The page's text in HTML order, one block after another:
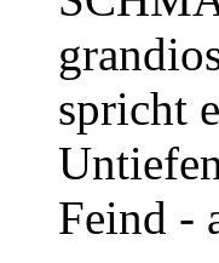
spricht
Feind -